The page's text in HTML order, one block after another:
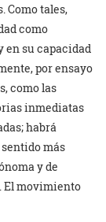
Como tales,
como
en su capacidad
por ensayo
como las
inmediatas
habrá
más
y de
El movimiento